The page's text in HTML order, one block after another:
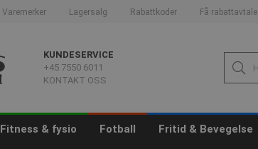
Varemerker Lagersalg Rabattkoder Få rabattavtale
KUNDESERVICE
+45 7550 6011
KONTAKT OSS
Fitness & fysio Fotball Fritid & Bevegelse